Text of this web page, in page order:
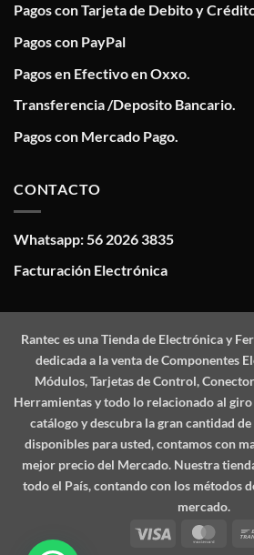
Pagos con Tarjeta de Debito y
Pagos con PayPal
Pagos en Efectivo en Oxxo.
Transferencia /Deposito Bancario.
Pagos con Mercado Pago.
CONTACTO
Whatsapp: 56 2026 3835
Facturación Electrónica
Ranteces una Tienda de Electrónica y
dedicada a la venta de Componentes
Módulos, Tarjetas de Control,
Herramientas y todo lo relacionado al
catálogo y descubra la gran cantidad
disponibles para usted, contamos con
mejor precio del Mercado. Nuestra
todo el País, contando con los métodos
mercado.
Visa